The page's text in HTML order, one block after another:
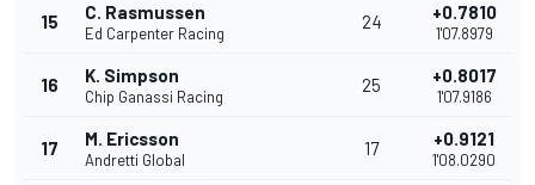
15 C. Rasmussen
Ed Carpenter Racing
24 +0.7810
1'07.8979
16 K. Simpson
Chip Ganassi Racing
25 +0.8017
1'07.9186
17 M. Ericsson
Andretti Global
17 +0.9121
1'08.0290